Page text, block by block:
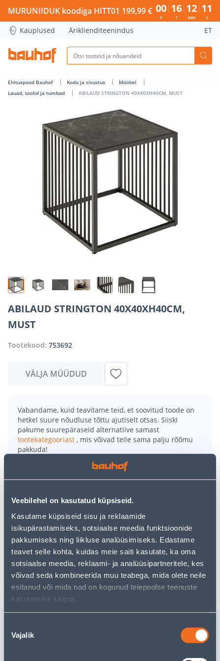
Veebilehel on kasutatud küpsiseid.
Kasutame küpsiseid sisu ja reklaamide
isikupärastamiseks, sotsiaalse meedia funktsioonide
pakkumiseks ning liikluse analüüsimiseks. Edastame
teavet selle kohta, kuidas meie saiti kasutate, ka oma
sotsiaalse meedia, reklaami- ja analüüsipartneritele, kes
võivad seda kombineerida muu teabega, mida olete neile
esitanud või mida nad on kogunud teiepoolse teenuste
kasutamise käigus.
valik
Vajalik
ABILAUD STRINGTON 40X40XH40CM, MUST - Bauhof has
MURUNIIDUK koodiga HITT01 199,99 € 00
P
16
T
12
MIN
10
S
Kauplused Äriklienditeenindus ET
Ehituspood Bauhof Kodu ja sisustus
Mööbel
Lauad, toolid ja tumbad
ABILAUD STRINGTON 40X40XH40CM, MUST
ABILAUD STRINGTON 40X40XH40CM,
MUST
Tootekood: 753692
VÄLJA MÜÜDUD
Vabandame, kuid teavitame teid, et soovitud toode on
hetkel suure nõudluse tõttu ajutiselt otsas. Siiski
pakume suurepäraseid alternatiive samast
tootekategooriast , mis võivad teile sama palju rõõmu
pakkuda!
uurimistööd saate jätkata, naastes
kasutades meie võimsat otsingufunktsiooni, et leida
• 14-päevane tagastusõigus.
• HANKIJA LAOST TELLITAV TOODE
Tarne pole võimalik